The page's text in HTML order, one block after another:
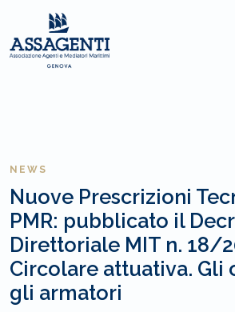
NEWS
Nuove Prescrizioni
PMR: pubblicato il
Direttoriale MIT n. 18/
Circolare attuativa. Gli
gli armatori